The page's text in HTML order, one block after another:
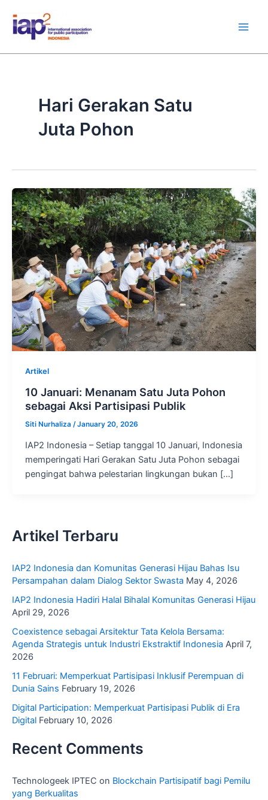
content
Hari Gerakan Satu
Juta Pohon
Artikel
10 Januari: Menanam Satu Juta Pohon
sebagai Aksi Partisipasi Publik
Siti Nurhaliza /January 20, 2026
IAP2 Indonesia – Setiap tanggal 10 Januari, Indonesia
memperingati Hari Gerakan Satu Juta Pohon sebagai
pengingat bahwa pelestarian lingkungan bukan […]
Artikel Terbaru
IAP2 Indonesia dan Komunitas Generasi Hijau Bahas Isu
Persampahan dalam Dialog Sektor Swasta May 4, 2026
IAP2 Indonesia Hadiri Halal Bihalal Komunitas Generasi Hijau
April 29, 2026
Coexistence sebagai Arsitektur Tata Kelola Bersama:
Agenda Strategis untuk Industri Ekstraktif Indonesia April 7,
2026
11 Februari: Memperkuat Partisipasi Inklusif Perempuan di
Dunia Sains February 19, 2026
Digital Participation: Memperkuat Partisipasi Publik di Era
Digital February 10, 2026
Recent Comments
Technologeek IPTEC on Blockchain Partisipatif bagi Pemilu
yang Berkualitas